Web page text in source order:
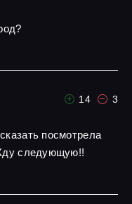
14 3
посмотрела
следующую!!